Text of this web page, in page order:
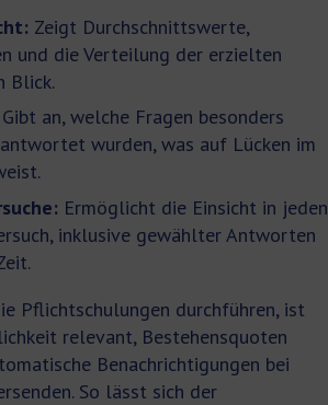
Zeigt Durchschnittswerte,
und die Verteilung der erzielten
Blick.
Gibt an, welche Fragen besonders
wurden, was auf Lücken im
Ermöglicht die Einsicht in jeden
inklusive gewählter Antworten
Pflichtschulungen durchführen, ist
relevant, Bestehensquoten
Benachrichtigungen bei
So lässt sich der